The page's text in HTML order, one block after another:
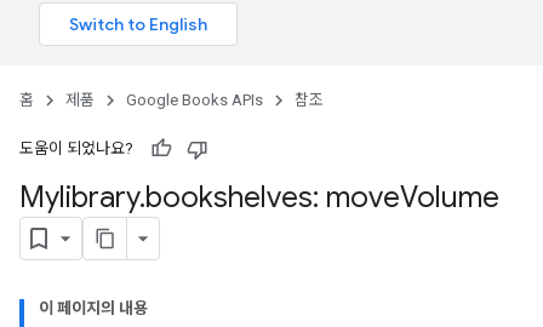
홈 제품 Google Books APIs 참조
도움이 되었나요?
Mylibrary.bookshelves: moveVolume
이 페이지의 내용